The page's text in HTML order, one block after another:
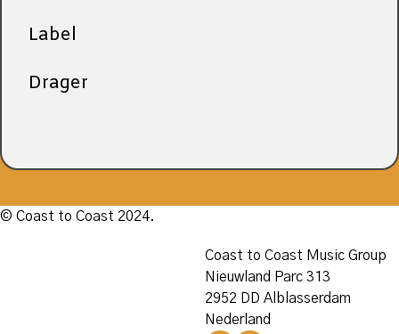
Label
Drager
© Coast to Coast 2024.
Coast to Coast Music Group
Nieuwland Parc 313
2952 DD Alblasserdam
Nederland